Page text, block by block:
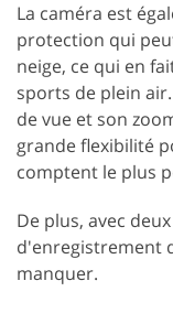
La caméra est
protection qui
neige, ce qui en
sports de plein
de vue et son
grande flexibilité
comptent le plus
De plus, avec
d'enregistrement
manquer.